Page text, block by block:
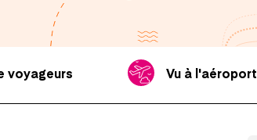
voyageurs Vu à l'aéroport